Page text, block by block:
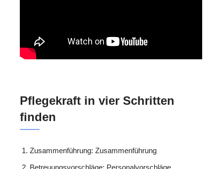
Pflegekraft in vier Schritten
finden
Zusammenführung: Zusammenführung